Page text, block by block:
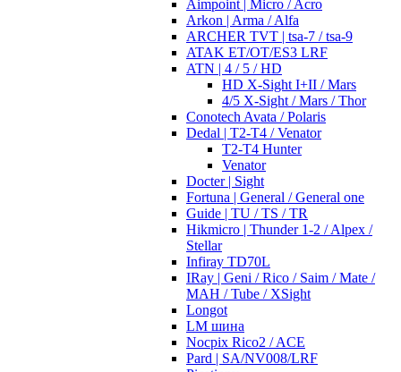
Aimpoint | Micro / Acro
Arkon | Arma / Alfa
ARCHER TVT | tsa-7 / tsa-9
ATAK ET/OT/ES3 LRF
ATN | 4 / 5 / HD
HD X-Sight I+II / Mars
4/5 X-Sight / Mars / Thor
Conotech Avata / Polaris
Dedal | T2-T4 / Venator
T2-T4 Hunter
Venator
Docter | Sight
Fortuna | General / General one
Guide | TU / TS / TR
Hikmicro | Thunder 1-2 / Alpex /
Stellar
Infiray TD70L
IRay | Geni / Rico / Saim / Mate /
MAH / Tube / XSight
Longot
LM шина
Nocpix Rico2 / ACE
Pard | SA/NV008/LRF